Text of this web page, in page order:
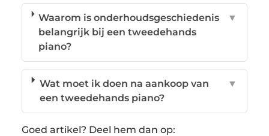
Waarom is onderhoudsgeschiedenis
belangrijk bij een tweedehands
piano?
▼
Wat moet ik doen na aankoop van
een tweedehands piano?
▼
Goed artikel? Deel hem dan op: